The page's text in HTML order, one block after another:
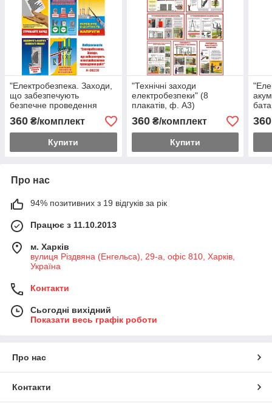
"Електробезпека. Заходи,
що забезпечують
безпечне проведення
робіт" (8 плакатів, ф. А3)
360 ₴/комплект
Купити
"Технічні заходи
електробезпеки" (8
плакатів, ф. А3)
360₴/комплект
Купити
А3)
360
Про нас
94% позитивних з 19 відгуків за рік
Працює з 11.10.2013
м. Харків
вулиця Різдвяна (Енгельса), 29-а, офіс 810, Харків,
Україна
Контакти
Сьогодні вихідний
Показати весь графік роботи
Про нас
Контакти